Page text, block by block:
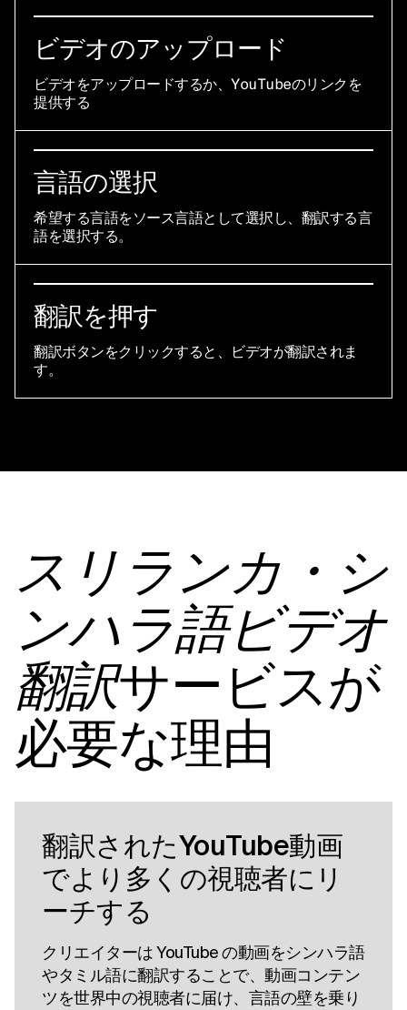
ビデオのアップロード
ビデオをアップロードするか、YouTubeのリンクを
提供する
言語の選択
希望する言語をソース言語として選択し、翻訳する言
語を選択する。
翻訳を押す
翻訳ボタンをクリックすると、ビデオが翻訳されま
す。
スリランカ・シ
ンハラ語ビデオ
翻訳サービスが
必要な理由
翻訳されたYouTube動画
でより多くの視聴者にリ
ーチする
クリエイターは YouTube の動画をシンハラ語
やタミル語に翻訳することで、動画コンテン
ツを世界中の視聴者に届け、言語の壁を乗り